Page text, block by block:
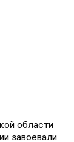
области
завоевали